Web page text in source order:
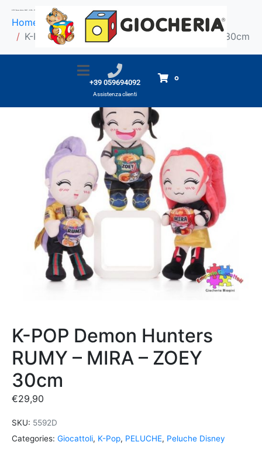
+39 059694092
Assistenza clienti
0
Home
Prodotti
K-POP Demon Hunters RUMY - MIRA - ZOEY 30cm
K-POP Demon Hunters
RUMY – MIRA – ZOEY
30cm
€29,90
SKU: 5592D
Categories: Giocattoli, K-Pop, PELUCHE, Peluche Disney